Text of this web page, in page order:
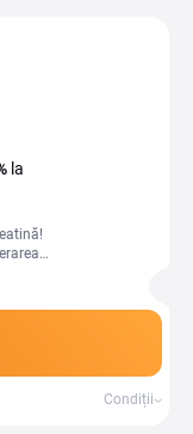
la
Condiții